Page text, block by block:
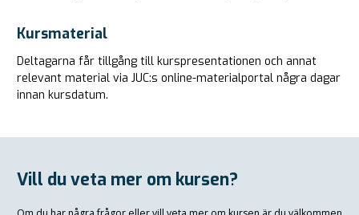
Kursmaterial
Deltagarna får tillgång till kurspresentationen och annat
relevant material via JUC:s online-materialportal några dagar
innan kursdatum.
Vill du veta mer om kursen?